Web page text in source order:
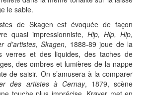
le sable.
de Skagen est évoquée de façon
quasi impressionniste, Hip, Hip, Hip,
d’artistes, Skagen, 1888-89 joue de la
verres et des liquides, des taches de
des ombres et lumières de la nappe
de saisir. On s’amusera à la comparer
des artistes à Cernay, 1879, scène